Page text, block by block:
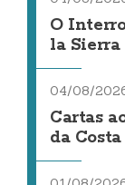
O
la Sierra
04/08/
Cartas
da